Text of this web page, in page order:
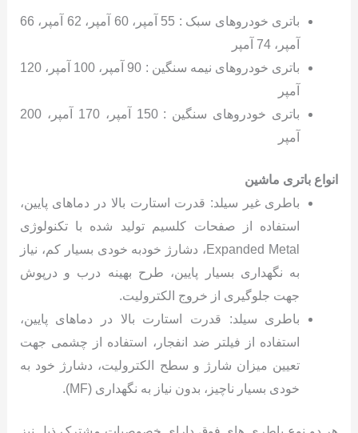
باتری خودروهای سبک : 55 آمپر، 60 آمپر، 62 آمپر، 66
آمپر، 74 آمپر
باتری خودروهای نیمه سنگین : 90 آمپر، 100 آمپر، 120
آمپر
باتری خودروهای سنگین : 150 آمپر، 170 آمپر، 200
آمپر
انواع باتری ماشین
باطری غیر سیلد: قدرت استارت بالا در دماهای پایین،
استفاده از صفحات کلسیم تولید شده با تکنولوژی
Expanded Metal، دشارژ خودبه خودی بسیار کم، نیاز
به نگهداری بسیار پایین، طرح بهینه درب و درپوش
جهت جلوگیری از خروج الکترولیت.
باطری سیلد: قدرت استارت بالا در دماهای پایین،
استفاده از فیلتر ضد انفجار، استفاده از چشمی جهت
تعیین میزان شارژ و سطح الکترولیت، دشارژ خود به
خودی بسیار ناچیز، بدون نیاز به نگهداری (MF).